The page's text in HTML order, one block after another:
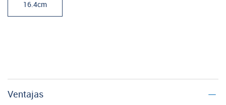
16.4cm
Ventajas